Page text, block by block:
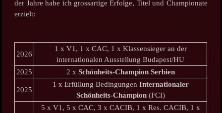
der Jahre habe ich grossartige Erfolge, Titel und Championate
erzielt:
2026
1 x V1, 1 x CAC, 1 x Klassensieger an der
internationalen Ausstellung Budapest/HU
2025
2 x Schönheits-Champion Serbien
2025
1 x Erfüllung Bedingungen Internationaler
Schönheits-Champion(FCI)
5 x V1, 5 x CAC, 3 x CACIB, 1 x Res. CACIB, 1 x